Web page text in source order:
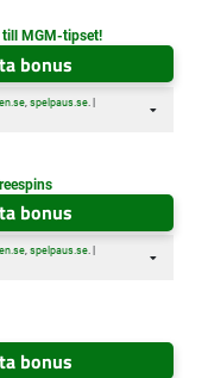
till MGM-tipset!
bonus
, spelpaus.se. |
bonus
, spelpaus.se. |
bonus